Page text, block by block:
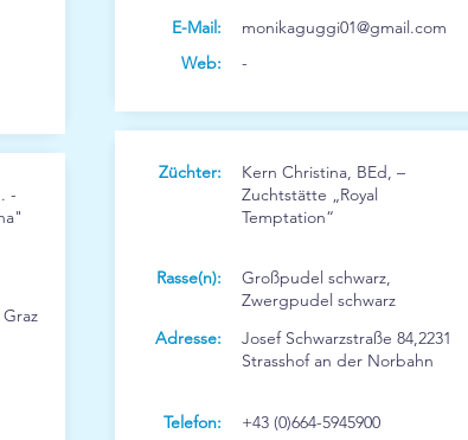
-
E-Mail:
Web:
monikaguggi01@gmail.com
-
Züchter:
Kern Christina, BEd, –
Zuchtstätte „Royal
Temptation“
Rasse(n):
Adresse:
Großpudel schwarz,
Zwergpudel schwarz
Josef Schwarzstraße 84,2231
Strasshof an der Norbahn
Telefon:
+43 (0)664-5945900